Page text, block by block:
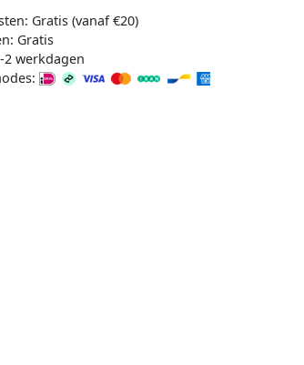
Gratis (vanaf €20)
Gratis
2 werkdagen